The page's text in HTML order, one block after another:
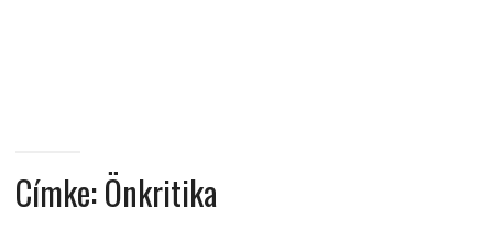
Címke:Önkritika